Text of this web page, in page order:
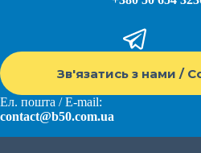
Зв'язатись з нами /
Ел. пошта / E-mail:
contact@b50.com.ua